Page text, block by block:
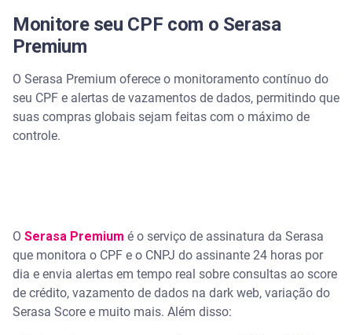
Monitore seu CPF com o Serasa
Premium
O Serasa Premium oferece o monitoramento contínuo do
seu CPF e alertas de vazamentos de dados, permitindo que
suas compras globais sejam feitas com o máximo de
controle.
O Serasa Premium é o serviço de assinatura da Serasa
que monitora o CPF e o CNPJ do assinante 24 horas por
dia e envia alertas em tempo real sobre consultas ao score
de crédito, vazamento de dados na dark web, variação do
Serasa Score e muito mais. Além disso: